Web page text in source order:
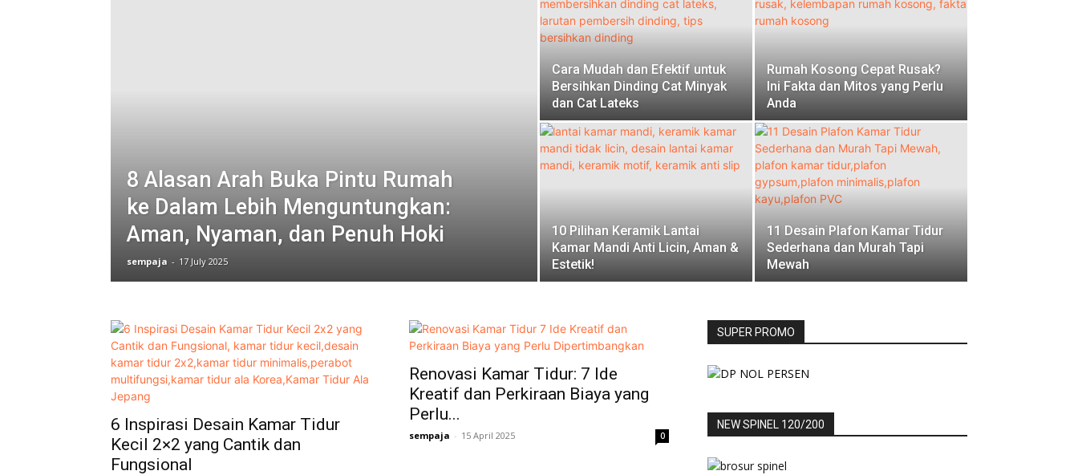
8 Alasan Arah Buka Pintu Rumah
ke Dalam Lebih Menguntungkan:
Aman, Nyaman, dan Penuh Hoki
sempaja - 17 July 2025
Cara Mudah dan Efektif untuk
Bersihkan Dinding Cat Minyak
dan Cat Lateks
Rumah Kosong Cepat Rusak?
Ini Fakta dan Mitos yang Perlu
Anda
10 Pilihan Keramik Lantai
Kamar Mandi Anti Licin, Aman &
Estetik!
11 Desain Plafon Kamar Tidur
Sederhana dan Murah Tapi
Mewah
6 Inspirasi Desain Kamar Tidur
Kecil 2×2 yang Cantik dan
Fungsional
Renovasi Kamar Tidur: 7 Ide
Kreatif dan Perkiraan Biaya yang
Perlu...
sempaja - 15 April 2025 0
SUPER PROMO
NEW SPINEL 120/200